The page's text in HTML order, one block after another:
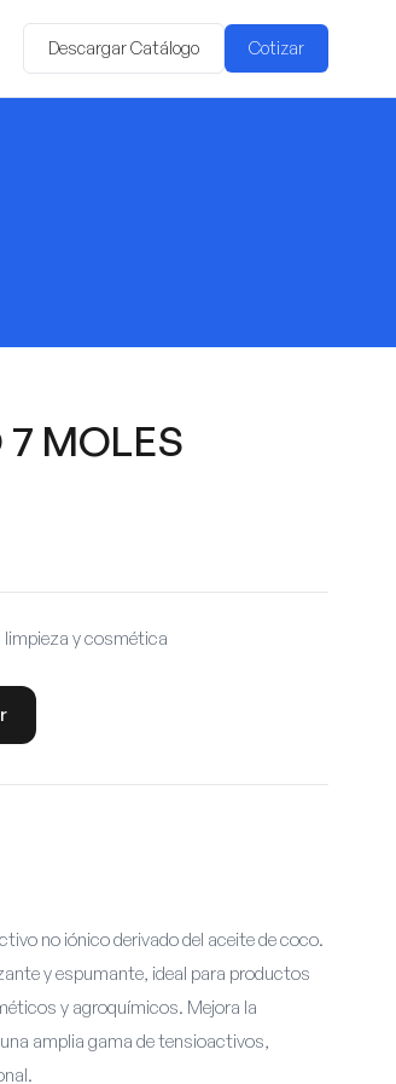
Descargar Catálogo Cotizar
MOLES
limpieza y cosmética
no iónico derivado del aceite de coco.
y espumante, ideal para productos
y agroquímicos. Mejora la
amplia gama de tensioactivos,